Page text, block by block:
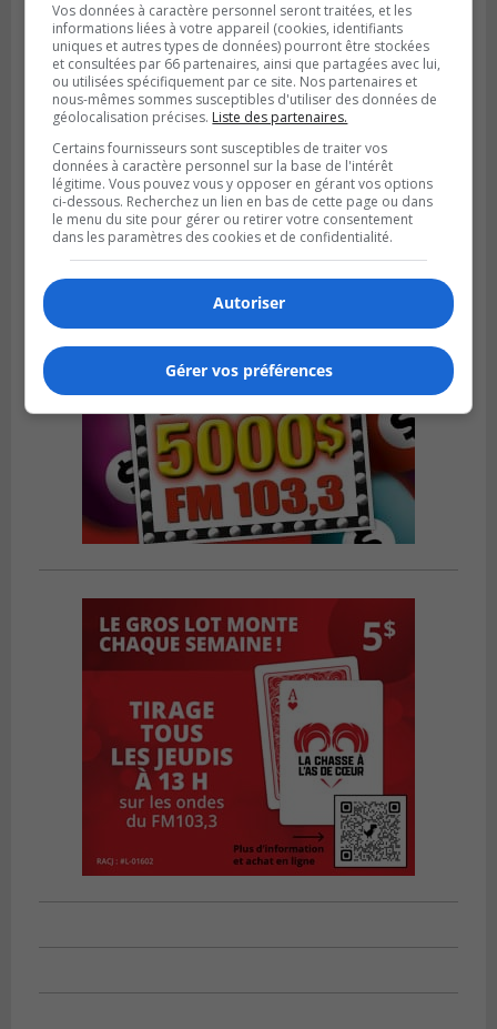
VIEUX-LONGUEUIL
Publié le 28 juillet 2026 à 07h44
La Tablée des chefs obtient un appui
financier pour poursuivre sa mission
Vos données à caractère personnel seront traitées, et les
informations liées à votre appareil (cookies, identifiants
uniques et autres types de données) pourront être stockées
et consultées par 66 partenaires, ainsi que partagées avec lui,
ou utilisées spécifiquement par ce site. Nos partenaires et
nous-mêmes sommes susceptibles d'utiliser des données de
géolocalisation précises. Liste des partenaires.
Certains fournisseurs sont susceptibles de traiter vos
données à caractère personnel sur la base de l'intérêt
légitime. Vous pouvez vous y opposer en gérant vos options
ci-dessous. Recherchez un lien en bas de cette page ou dans
le menu du site pour gérer ou retirer votre consentement
dans les paramètres des cookies et de confidentialité.
Autoriser
Gérer vos préférences